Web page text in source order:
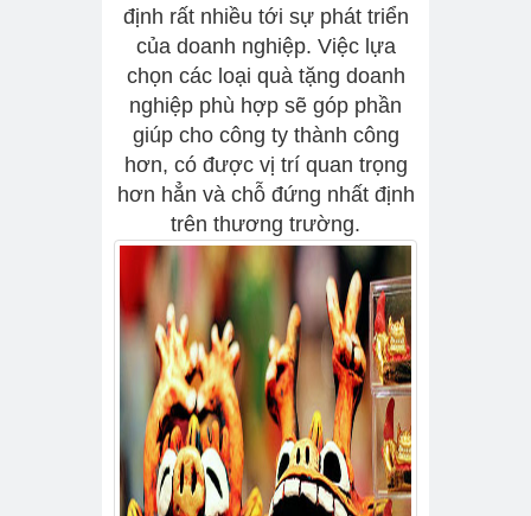
định rất nhiều tới sự phát triển
của doanh nghiệp. Việc lựa
chọn các loại quà tặng doanh
nghiệp phù hợp sẽ góp phần
giúp cho công ty thành công
hơn, có được vị trí quan trọng
hơn hẳn và chỗ đứng nhất định
trên thương trường.